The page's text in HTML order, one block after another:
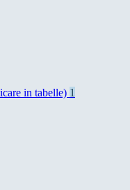
in tabelle) 1